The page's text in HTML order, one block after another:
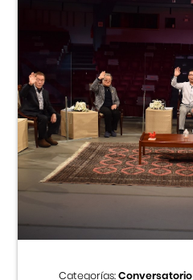
Categorías:Conversatorio